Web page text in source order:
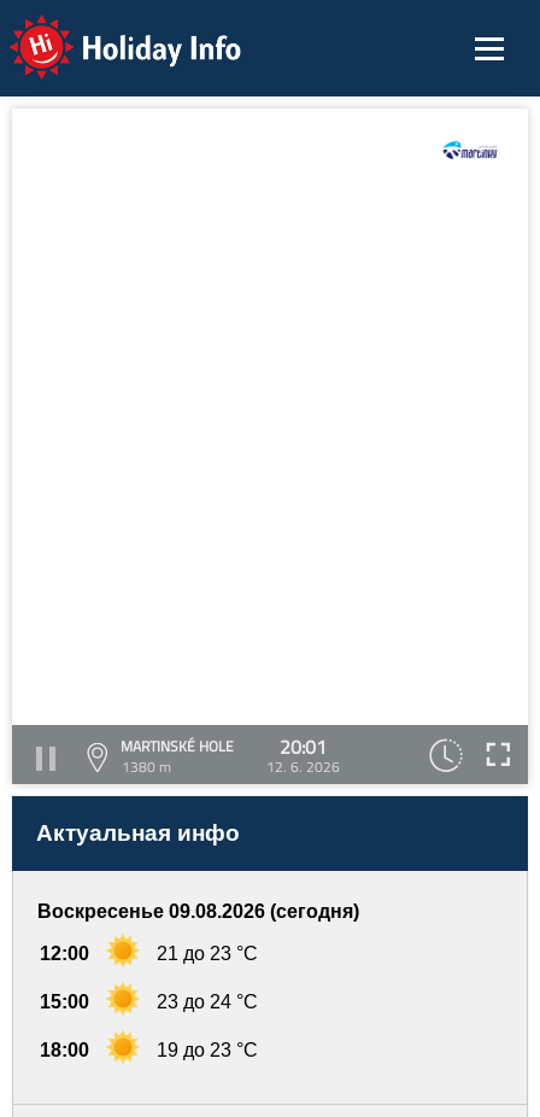
Holiday Info
MARTINSKÉ HOLE
1380 m
20:01
12. 6. 2026
Актуальная инфо
Воскресенье 09.08.2026 (сегодня)
12:00 21 до 23 °C
15:00 23 до 24 °C
18:00 19 до 23 °C